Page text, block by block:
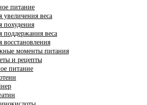
питание
увеличения веса
похудения
поддержания веса
восстановления
моменты питания
и рецепты
питание